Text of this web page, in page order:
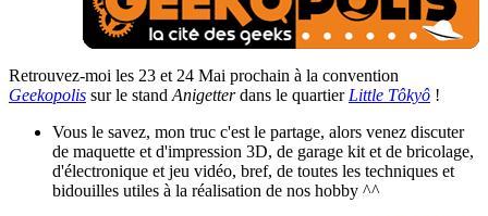
Retrouvez-moi les 23 et 24 Mai prochain à la convention
Geekopolis sur le stand Anigetterdans le quartier Little Tôkyô !
Vous le savez, mon truc c'est le partage, alors venez discuter
de maquette et d'impression 3D, de garage kit et de bricolage,
d'électronique et jeu vidéo, bref, de toutes les techniques et
bidouilles utiles à la réalisation de nos hobby ^^